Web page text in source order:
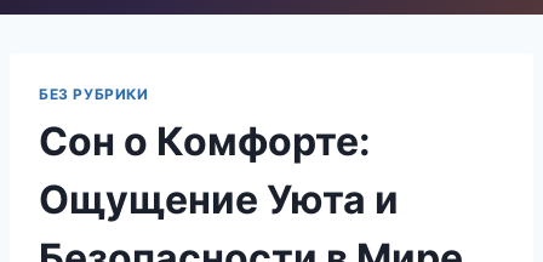
БЕЗ РУБРИКИ
Сон о Комфорте:
Ощущение Уюта и